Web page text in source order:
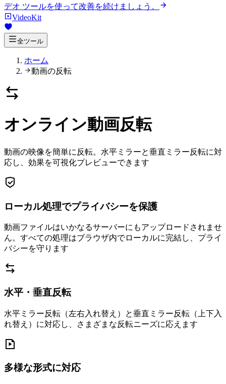
デオ ツールを使って改善を続けましょう。
VideoKit
全ツール
ホーム
動画の反転
オンライン動画反転
動画の映像を簡単に反転。水平ミラーと垂直ミラー反転に対
応し、効果を可視化プレビューできます
ローカル処理でプライバシーを保護
動画ファイルはいかなるサーバーにもアップロードされませ
ん。すべての処理はブラウザ内でローカルに完結し、プライ
バシーを守ります
水平・垂直反転
水平ミラー反転（左右入れ替え）と垂直ミラー反転（上下入
れ替え）に対応し、さまざまな反転ニーズに応えます
多様な形式に対応